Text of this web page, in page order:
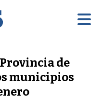
de
municipios